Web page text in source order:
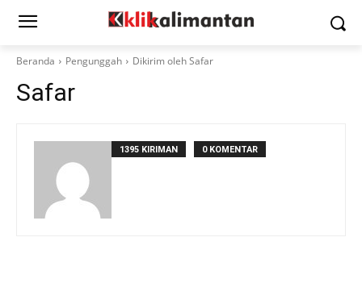
Beranda Pengunggah Dikirim oleh Safar
Safar
1395 KIRIMAN 0 KOMENTAR